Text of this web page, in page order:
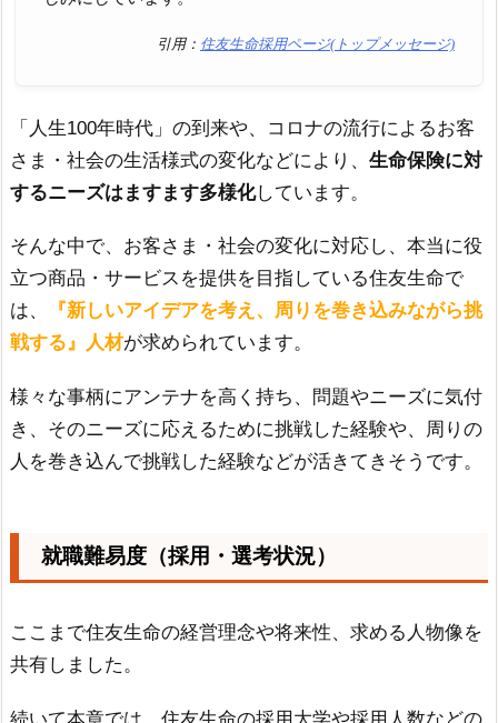
引用： 住友生命採用ページ(トップメッセージ)
「人生100年時代」の到来や、コロナの流行によるお客
さま・社会の生活様式の変化などにより、 生命保険に対
するニーズはますます多様化しています。
そんな中で、お客さま・社会の変化に対応し、本当に役
立つ商品・サービスを提供を目指している住友生命で
は、
『新しいアイデアを考え、周りを巻き込みながら挑
戦する』人材が求められています。
様々な事柄にアンテナを高く持ち、問題やニーズに気付
き、そのニーズに応えるために挑戦した経験や、周りの
人を巻き込んで挑戦した経験などが活きてきそうです。
就職難易度（採用・選考状況）
ここまで住友生命の経営理念や将来性、求める人物像を
共有しました。